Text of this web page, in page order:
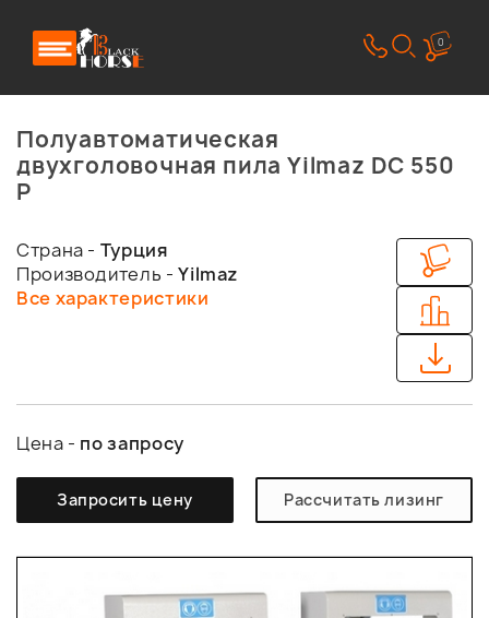
0
Полуавтоматическая
двухголовочная пила Yilmaz DC 550
P
Страна - Турция
Производитель -Yilmaz
Все характеристики
Цена - по запросу
Запросить цену Рассчитать лизинг